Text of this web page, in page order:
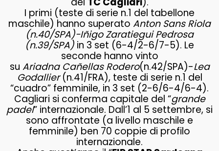
I primi (teste di serie n.1 del tabellone
maschile) hanno superato Anton Sans Riola
(n.40/SPA)-Iñigo Zaratiegui Pedrosa
(n.39/SPA) in 3 set (6-4/2-6/7-5). Le
seconde hanno vinto
su Ariadna Cañellas Rodero(n.42/SPA)-Lea
Godallier(n.41/FRA), teste di serie n.1 del
“cuadro” femminile, in 3 set (2-6/6-4/6-4).
Cagliari si conferma capitale del “grande
padel” internazionale. Dall’1 al 5 settembre, si
sono affrontate (a livello maschile e
femminile) ben 70 coppie di profilo
internazionale.